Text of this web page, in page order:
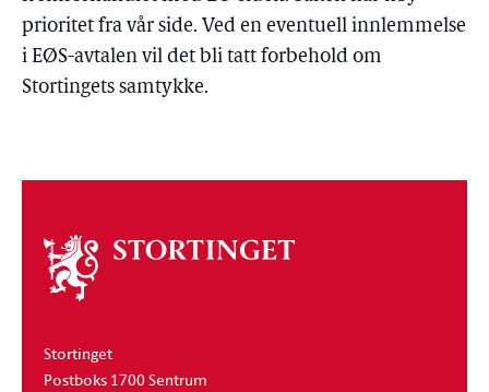
prioritet fra vår side. Ved en eventuell innlemmelse
i EØS-avtalen vil det bli tatt forbehold om
Stortingets samtykke.
Om
stortinget
Stortinget
Postboks 1700 Sentrum